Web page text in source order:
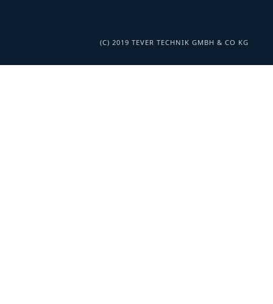
(C) 2019 TEVER TECHNIK GMBH & CO KG